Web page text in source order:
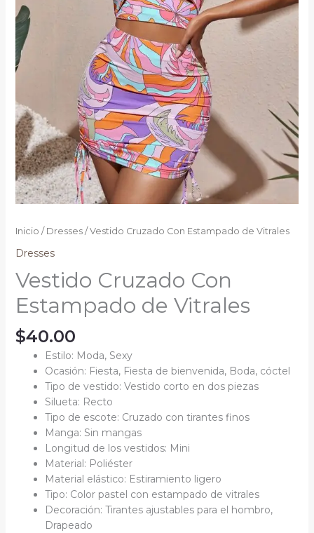
Inicio / Dresses/ Vestido Cruzado Con Estampado de Vitrales
Dresses
Vestido Cruzado Con
Estampado de Vitrales
$40.00
Estilo: Moda, Sexy
Ocasión: Fiesta, Fiesta de bienvenida, Boda, cóctel
Tipo de vestido: Vestido corto en dos piezas
Silueta: Recto
Tipo de escote: Cruzado con tirantes finos
Manga: Sin mangas
Longitud de los vestidos: Mini
Material: Poliéster
Material elástico: Estiramiento ligero
Tipo: Color pastel con estampado de vitrales
Decoración: Tirantes ajustables para el hombro,
Drapeado